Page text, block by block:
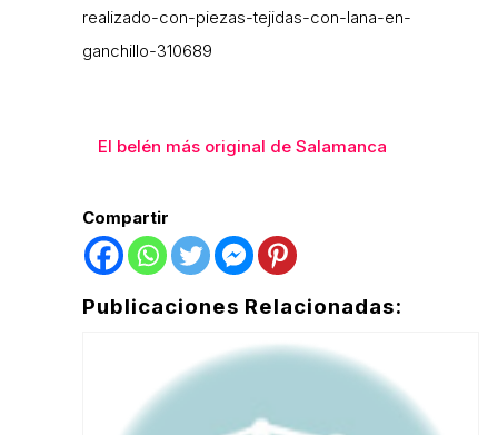
realizado-con-piezas-tejidas-con-lana-en-
ganchillo-310689
El belén más original de Salamanca
Compartir
Publicaciones Relacionadas: